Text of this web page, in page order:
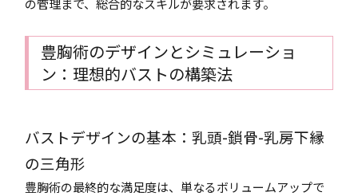
の管理まで、総合的なスキルが要求されます。
豊胸術のデザインとシミュレーショ
ン：理想的バストの構築法
バストデザインの基本：乳頭-鎖骨-乳房下縁
の三角形
豊胸術の最終的な満足度は、単なるボリュームアップで